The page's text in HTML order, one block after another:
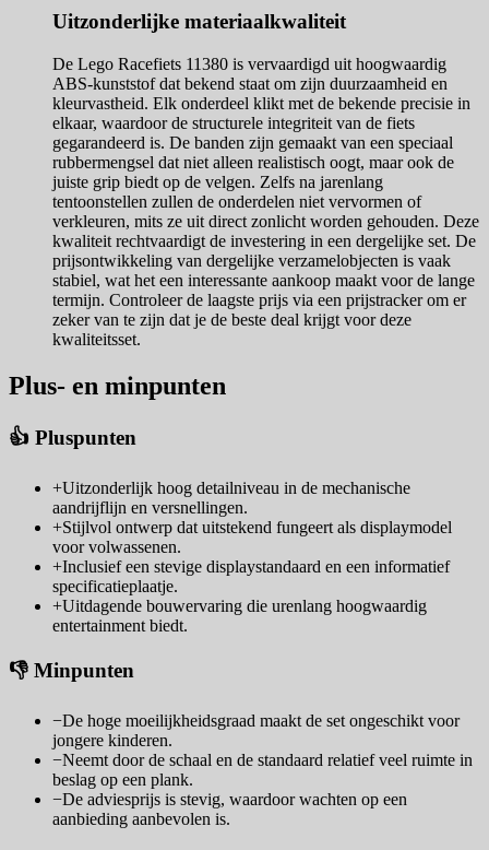
Uitzonderlijke materiaalkwaliteit
De Lego Racefiets 11380 is vervaardigd uit hoogwaardig
ABS-kunststof dat bekend staat om zijn duurzaamheid en
kleurvastheid. Elk onderdeel klikt met de bekende precisie in
elkaar, waardoor de structurele integriteit van de fiets
gegarandeerd is. De banden zijn gemaakt van een speciaal
rubbermengsel dat niet alleen realistisch oogt, maar ook de
juiste grip biedt op de velgen. Zelfs na jarenlang
tentoonstellen zullen de onderdelen niet vervormen of
verkleuren, mits ze uit direct zonlicht worden gehouden. Deze
kwaliteit rechtvaardigt de investering in een dergelijke set. De
prijsontwikkeling van dergelijke verzamelobjecten is vaak
stabiel, wat het een interessante aankoop maakt voor de lange
termijn. Controleer de laagste prijs via een prijstracker om er
zeker van te zijn dat je de beste deal krijgt voor deze
kwaliteitsset.
Plus- en minpunten
👍 Pluspunten
+Uitzonderlijk hoog detailniveau in de mechanische
aandrijflijn en versnellingen.
+Stijlvol ontwerp dat uitstekend fungeert als displaymodel
voor volwassenen.
+Inclusief een stevige displaystandaard en een informatief
specificatieplaatje.
+Uitdagende bouwervaring die urenlang hoogwaardig
entertainment biedt.
👎 Minpunten
−De hoge moeilijkheidsgraad maakt de set ongeschikt voor
jongere kinderen.
−Neemt door de schaal en de standaard relatief veel ruimte in
beslag op een plank.
−De adviesprijs is stevig, waardoor wachten op een
aanbieding aanbevolen is.